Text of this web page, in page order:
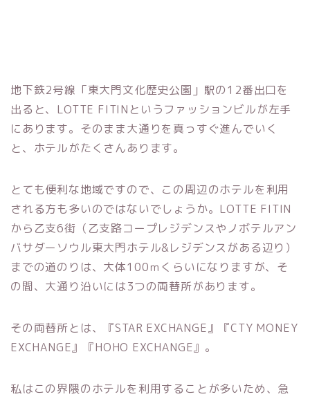
地下鉄2号線「東大門文化歴史公園」駅の12番出口を
出ると、LOTTE FITINというファッションビルが左手
にあります。そのまま大通りを真っすぐ進んでいく
と、ホテルがたくさんあります。
とても便利な地域ですので、この周辺のホテルを利用
される方も多いのではないでしょうか。LOTTE FITIN
から乙支6街（乙支路コープレジデンスやノボテルアン
バサダーソウル東大門ホテル&レジデンスがある辺り）
までの道のりは、大体100ｍくらいになりますが、そ
の間、大通り沿いには3つの両替所があります。
その両替所とは、『STAR EXCHANGE』『CTY MONEY
EXCHANGE』『HOHO EXCHANGE』。
私はこの界隈のホテルを利用することが多いため、急